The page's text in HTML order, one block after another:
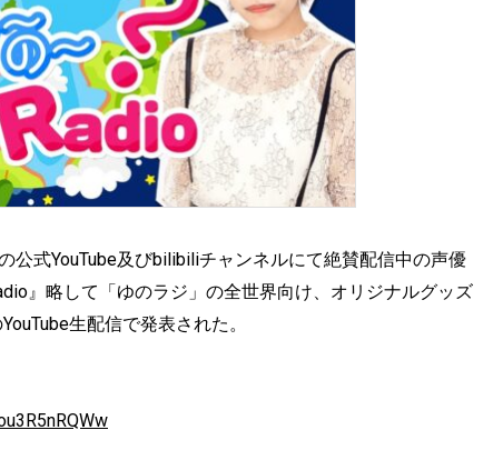
公式YouTube及びbilibiliチャンネルにて絶賛配信中の声優
』略して「ゆのラジ」の全世界向け、オリジナルグッズ
生配信で発表された。